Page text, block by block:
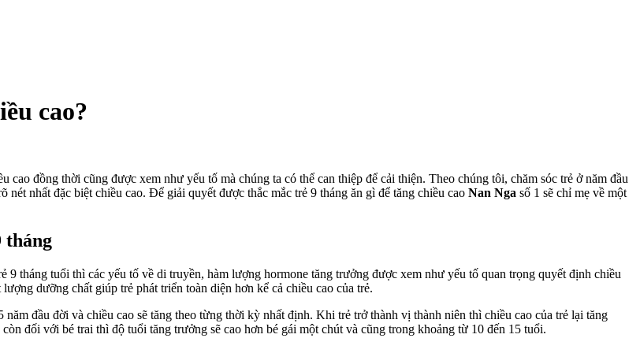
cao?
đồng thời cũng được xem như yếu tố mà chúng ta có thể can thiệp để cải thiện. Theo chúng tôi, chăm sóc trẻ ở năm đầu
nhất đặc biệt chiều cao. Để giải quyết được thắc mắc trẻ 9 tháng ăn gì để tăng chiều cao Nan Nga số 1 sẽ chỉ mẹ về một
tháng
9 tháng tuổi thì các yếu tố về di truyền, hàm lượng hormone tăng trưởng được xem như yếu tố quan trọng quyết định chiều
dưỡng chất giúp trẻ phát triển toàn diện hơn kể cả chiều cao của trẻ.
đầu đời và chiều cao sẽ tăng theo từng thời kỳ nhất định. Khi trẻ trở thành vị thành niên thì chiều cao của trẻ lại tăng
đối với bé trai thì độ tuổi tăng trưởng sẽ cao hơn bé gái một chút và cũng trong khoảng từ 10 đến 15 tuổi.